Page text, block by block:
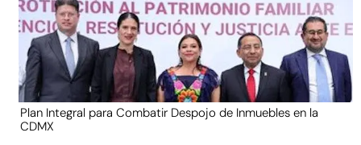
Plan Integral para Combatir Despojo de Inmuebles en la
CDMX